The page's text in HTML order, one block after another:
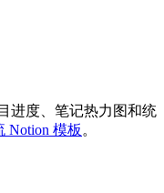
进度、笔记热力图和统
Notion 模板 。